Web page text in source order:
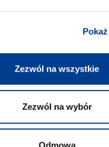
Zezwól na wszystkie
Zezwól na wybór
Odmowa
osobowego samochodu